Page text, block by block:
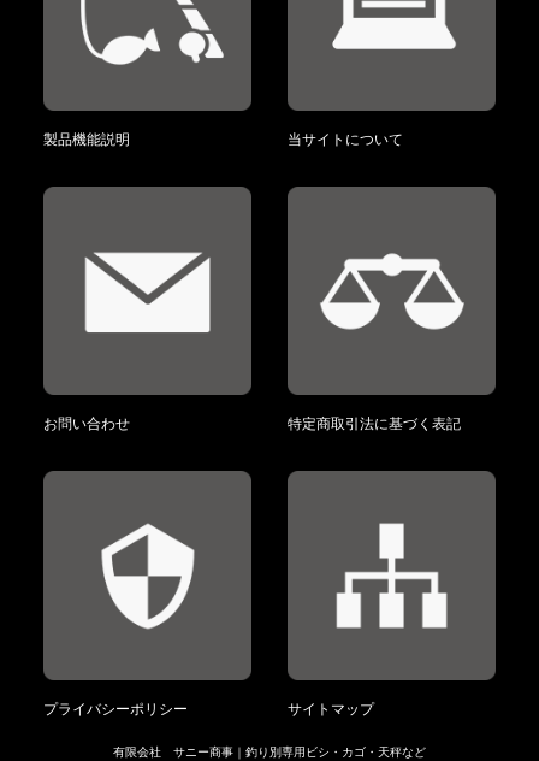
製品機能説明 当サイトについて
お問い合わせ 特定商取引法に基づく表記
プライバシーポリシー サイトマップ
有限会社 サニー商事｜釣り別専用ビシ・カゴ・天秤など